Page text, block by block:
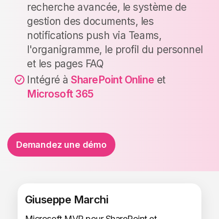
recherche avancée, le système de
gestion des documents, les
notifications push via Teams,
l'organigramme, le profil du personnel
et les pages FAQ
Intégré à SharePoint Online et
Microsoft 365
Demandez une démo
Giuseppe Marchi